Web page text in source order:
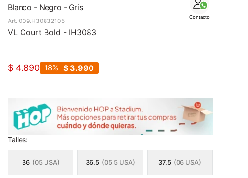
Blanco - Negro - Gris
Contacto
009.H30832105
VL Court Bold - IH3083
$ 4.890 $ 3.990
18
Talles:
36 (05 USA) 36.5 (05.5 USA) 37.5 (06 USA)